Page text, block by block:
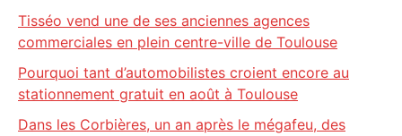
Tisséo vend une de ses anciennes agences
commerciales en plein centre-ville de Toulouse
Pourquoi tant d’automobilistes croient encore au
stationnement gratuit en août à Toulouse
Dans les Corbières, un an après le mégafeu, des